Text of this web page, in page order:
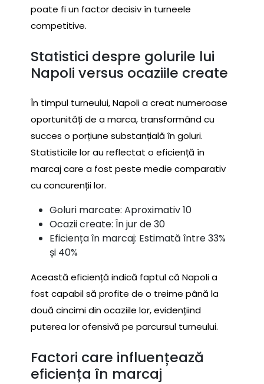
poate fi un factor decisiv în turneele
competitive.
Statistici despre golurile lui
Napoli versus ocaziile create
În timpul turneului, Napoli a creat numeroase
oportunități de a marca, transformând cu
succes o porțiune substanțială în goluri.
Statisticile lor au reflectat o eficiență în
marcaj care a fost peste medie comparativ
cu concurenții lor.
Goluri marcate: Aproximativ 10
Ocazii create: În jur de 30
Eficiența în marcaj: Estimată între 33%
și 40%
Această eficiență indică faptul că Napoli a
fost capabil să profite de o treime până la
două cincimi din ocaziile lor, evidențiind
puterea lor ofensivă pe parcursul turneului.
Factori care influențează
eficiența în marcaj